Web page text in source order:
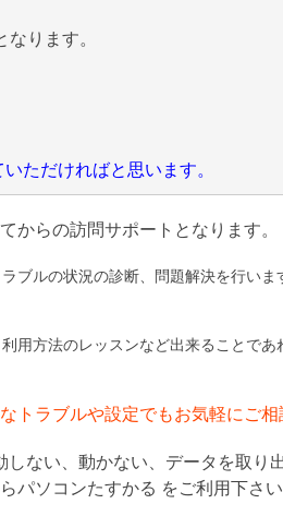
なります。
ただければと思います。
からの訪問サポートとなります。
ブルの状況の診断、問題解決を行いま
用方法のレッスンなど出来ることであ
トラブルや設定でもお気軽にご相
ない、動かない、データを取り
パソコンたすかる をご利用下さい